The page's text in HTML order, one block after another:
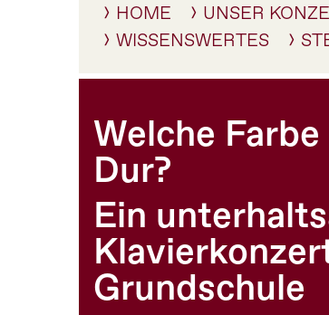
HOME UNSER
WISSENSWERTES
Welche
Dur?
Ein
Grundschule